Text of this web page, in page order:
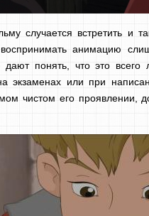
случается встретить и
анимацию
дают понять, что это
экзаменах или при
чистом его проявлении,